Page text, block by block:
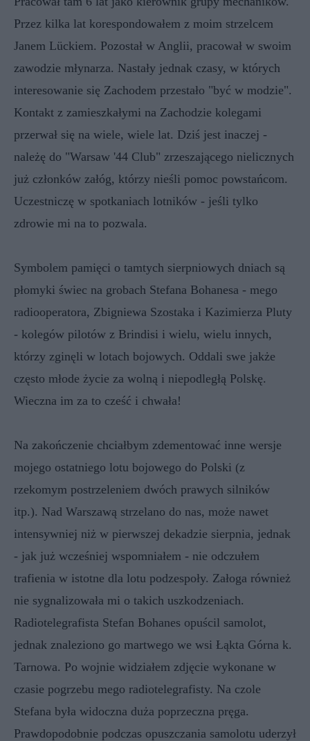
Przez kilka lat korespondowałem z moim strzelcem
Janem Lückiem. Pozostał w Anglii, pracował w swoim
zawodzie młynarza. Nastały jednak czasy, w których
interesowanie się Zachodem przestało "być w modzie".
Kontakt z zamieszkałymi na Zachodzie kolegami
przerwał się na wiele, wiele lat. Dziś jest inaczej -
należę do "Warsaw '44 Club" zrzeszającego nielicznych
już członków załóg, którzy nieśli pomoc powstańcom.
Uczestniczę w spotkaniach lotników - jeśli tylko
zdrowie mi na to pozwala.
Symbolem pamięci o tamtych sierpniowych dniach są
płomyki świec na grobach Stefana Bohanesa - mego
radiooperatora, Zbigniewa Szostaka i Kazimierza Pluty
- kolegów pilotów z Brindisi i wielu, wielu innych,
którzy zginęli w lotach bojowych. Oddali swe jakże
często młode życie za wolną i niepodległą Polskę.
Wieczna im za to cześć i chwała!
Na zakończenie chciałbym zdementować inne wersje
mojego ostatniego lotu bojowego do Polski (z
rzekomym postrzeleniem dwóch prawych silników
itp.). Nad Warszawą strzelano do nas, może nawet
intensywniej niż w pierwszej dekadzie sierpnia, jednak
- jak już wcześniej wspomniałem - nie odczułem
trafienia w istotne dla lotu podzespoły. Załoga również
nie sygnalizowała mi o takich uszkodzeniach.
Radiotelegrafista Stefan Bohanes opuścil samolot,
jednak znaleziono go martwego we wsi Łąkta Górna k.
Tarnowa. Po wojnie widziałem zdjęcie wykonane w
czasie pogrzebu mego radiotelegrafisty. Na czole
Stefana była widoczna duża poprzeczna pręga.
Prawdopodobnie podczas opuszczania samolotu uderzył